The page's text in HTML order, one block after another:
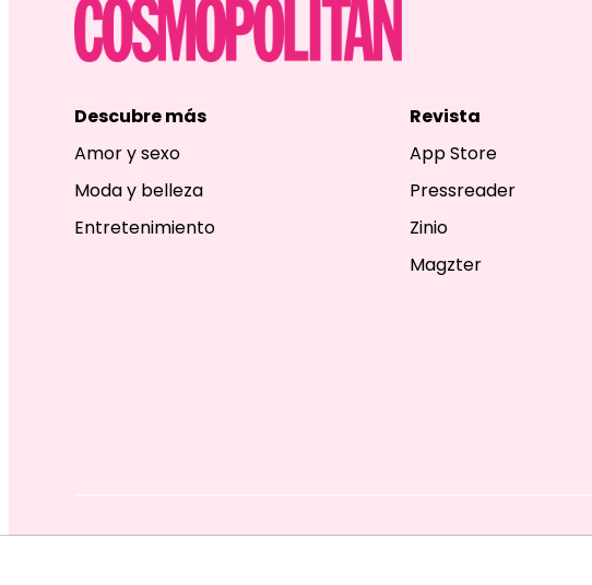
Descubre más
Amor y sexo
Moda y belleza
Entretenimiento
Revista
App Store
Pressreader
Zinio
Magzter
EDITORIAL TELEVISA S.A. DE C.V. TODOS LOS DERECHOS